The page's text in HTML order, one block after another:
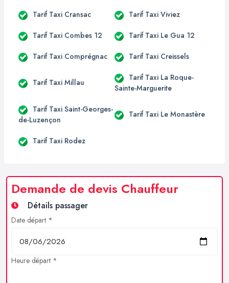
Tarif Taxi Cransac Tarif Taxi Viviez
Tarif Taxi Combes 12 Tarif Taxi Le Gua 12
Tarif Taxi Comprégnac Tarif Taxi Creissels
Tarif Taxi Millau
Tarif Taxi La Roque-
Sainte-Marguerite
Tarif Taxi Saint-Georges-
de-Luzençon
Tarif Taxi Le Monastère
Tarif Taxi Rodez
Demande de devis Chauffeur
Détails passager
Date départ *
Heure départ *